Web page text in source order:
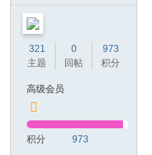
通
电
321
主题
0
回帖
973
积分
高级会员
积分 973